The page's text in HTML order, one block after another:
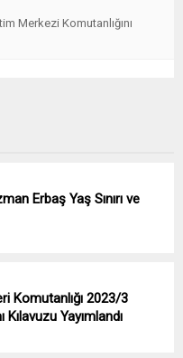
Merkezi Komutanlığını
Erbaş Yaş Sınırı ve
Komutanlığı 2023/3
Yayımlandı